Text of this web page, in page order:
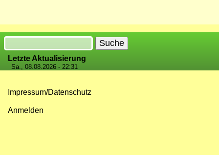
Suche
Letzte Aktualisierung
Sa., 08.08.2026 - 22:31
Impressum/Datenschutz
Anmelden